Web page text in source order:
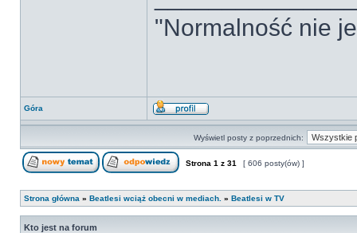
"Normalność nie
Góra
Wyświetl posty z poprzednich:
Strona 1 z 31 [ 606 posty(ów) ]
Strona główna » Beatlesi wciąż obecni w mediach. » Beatlesi w TV
Kto jest na forum